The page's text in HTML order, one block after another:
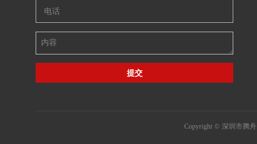
提交
Copyright © 深圳市腾舟